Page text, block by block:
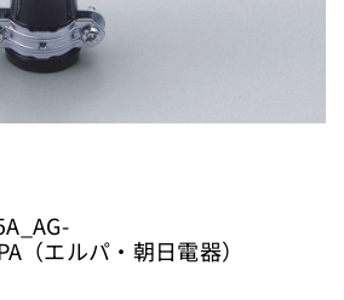
（エルパ・朝日電器）